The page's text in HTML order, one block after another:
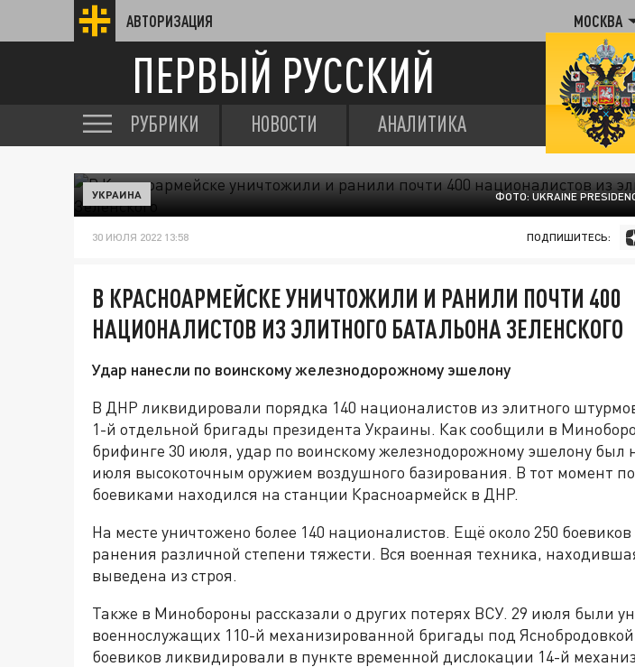
АВТОРИЗАЦИЯ МОСКВА
ПЕРВЫЙ РУССКИЙ
РУБРИКИ НОВОСТИ АНАЛИТИКА
ФОТО: UKRAINE
УКРАИНА
30 ИЮЛЯ 2022 13:58 ПОДПИШИТЕСЬ:
В КРАСНОАРМЕЙСКЕ УНИЧТОЖИЛИ И РАНИЛИ ПОЧТИ 400
НАЦИОНАЛИСТОВ ИЗ ЭЛИТНОГО БАТАЛЬОНА ЗЕЛЕНСКОГО
Удар нанесли по воинскому железнодорожному эшелону
В ДНР ликвидировали порядка 140 националистов из элитного
1-й отдельной бригады президента Украины. Как сообщили в
брифинге 30 июля, удар по воинскому железнодорожному эшелону был
июля высокоточным оружием воздушного базирования. В тот момент
боевиками находился на станции Красноармейск в ДНР.
На месте уничтожено более 140 националистов. Ещё около 250
ранения различной степени тяжести. Вся военная техника,
выведена из строя.
Также в Минобороны рассказали о других потерях ВСУ. 29 июля были
военнослужащих 110-й механизированной бригады под
боевиков ликвидировали в пункте временной дислокации 14-й